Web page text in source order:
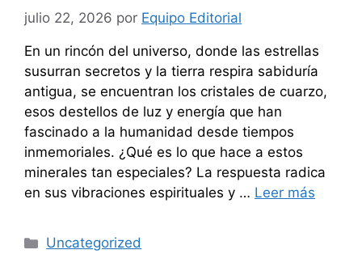
julio 22, 2026 por Equipo Editorial
En un rincón del universo, donde las estrellas
susurran secretos y la tierra respira sabiduría
antigua, se encuentran los cristales de cuarzo,
esos destellos de luz y energía que han
fascinado a la humanidad desde tiempos
inmemoriales. ¿Qué es lo que hace a estos
minerales tan especiales? La respuesta radica
en sus vibraciones espirituales y … Leer más
Categorías
Uncategorized